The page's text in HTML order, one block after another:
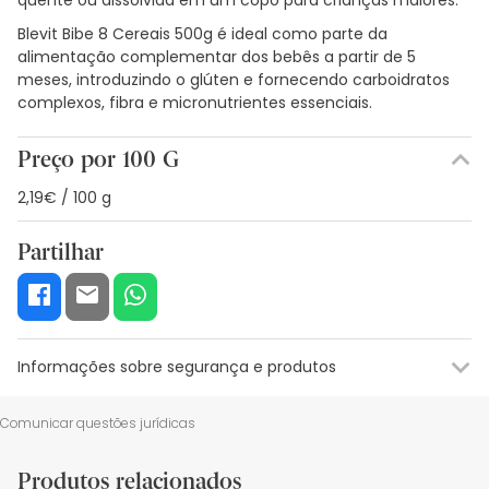
Blevit Bibe 8 Cereais 500g é ideal como parte da
alimentação complementar dos bebês a partir de 5
meses, introduzindo o glúten e fornecendo carboidratos
complexos, fibra e micronutrientes essenciais.
Preço por 100 G
2,19€ / 100 g
Partilhar
Informações sobre segurança e produtos
Recursos de segurança visual
Comunicar questões jurídicas
Produtos relacionados